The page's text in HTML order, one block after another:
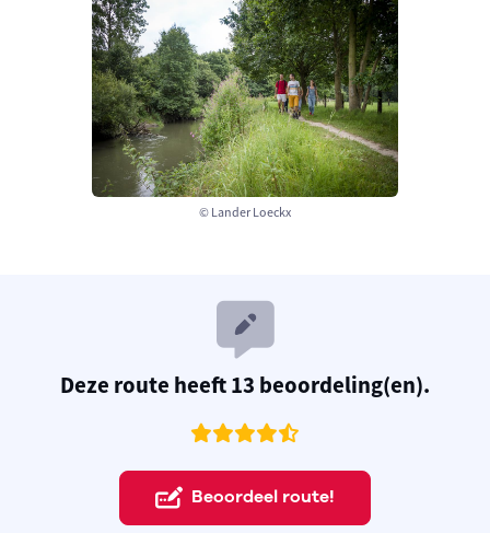
© Lander Loeckx
Deze route heeft 13 beoordeling(en).
Beoordeel route!